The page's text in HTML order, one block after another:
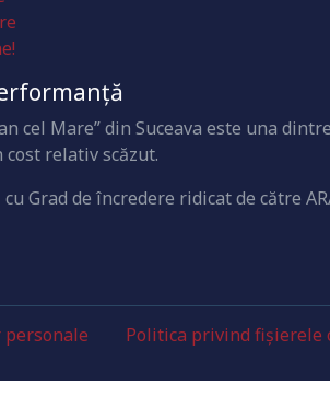
cel Mare” din Suceava este una
relativ scăzut.
cu Grad de încredere ridicat de către
Politica privind fișierele